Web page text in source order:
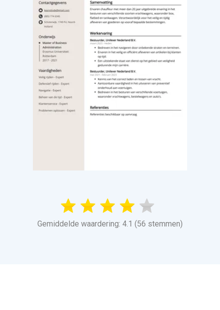
Gemiddelde waardering: 4.1 (56 stemmen)